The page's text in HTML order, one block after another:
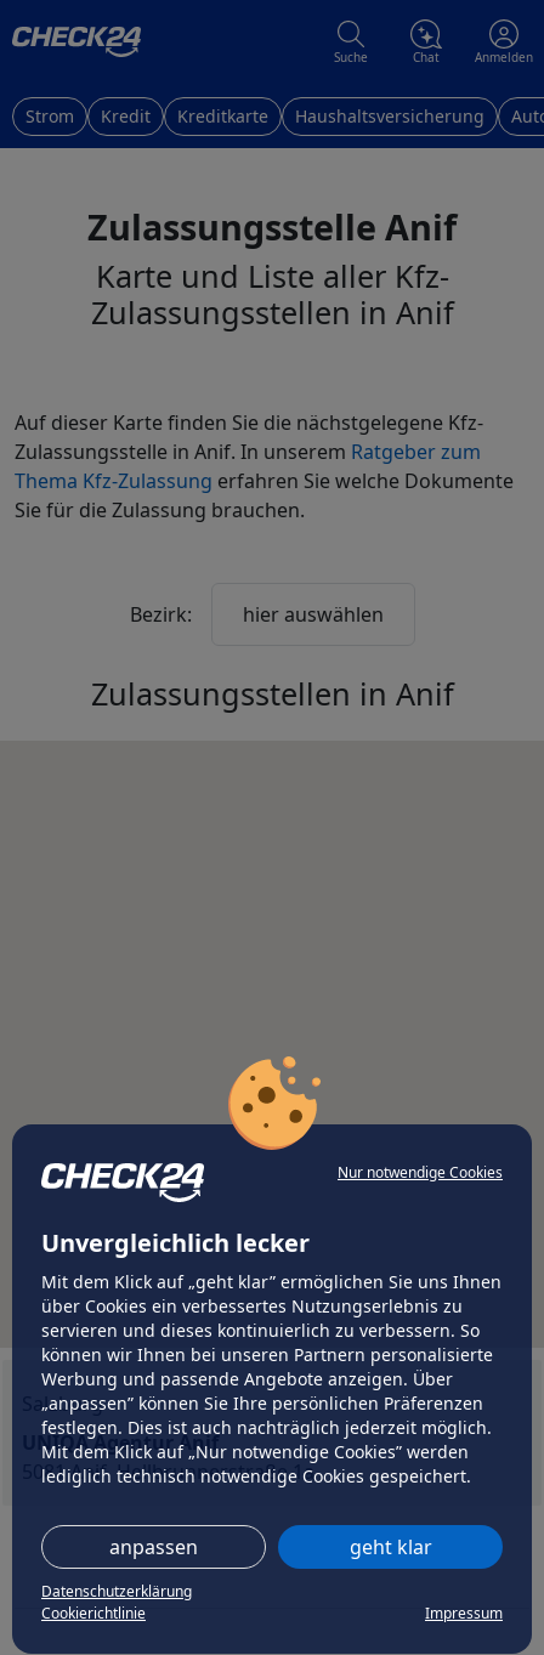
Nur notwendige Cookies
Unvergleichlich lecker
Mit dem Klick auf „geht klar” ermöglichen Sie uns Ihnen
über Cookies ein verbessertes Nutzungserlebnis zu
servieren und dieses kontinuierlich zu verbessern. So
können wir Ihnen bei unseren Partnern personalisierte
Werbung und passende Angebote anzeigen. Über
„anpassen” können Sie Ihre persönlichen Präferenzen
festlegen. Dies ist auch nachträglich jederzeit möglich.
Mit dem Klick auf „Nur notwendige Cookies” werden
lediglich technisch notwendige Cookies gespeichert.
anpassen geht klar
Datenschutzerklärung
Cookierichtlinie
Impressum
Suche Chat Anmelden
Strom Kredit Kreditkarte Haushaltsversicherung
Zulassungsstelle Anif
Karte und Liste aller Kfz-
Zulassungsstellen in Anif
Auf dieser Karte finden Sie die nächstgelegene Kfz-
Zulassungsstelle in Anif. In unserem Ratgeber zum
Thema Kfz-Zulassung erfahren Sie welche Dokumente
Sie für die Zulassung brauchen.
Bezirk: hier auswählen
Zulassungsstellen in Anif
Salzburg
UNIQA Agentur Anif
5081 Anif, Hellbrunnerstraße 1a